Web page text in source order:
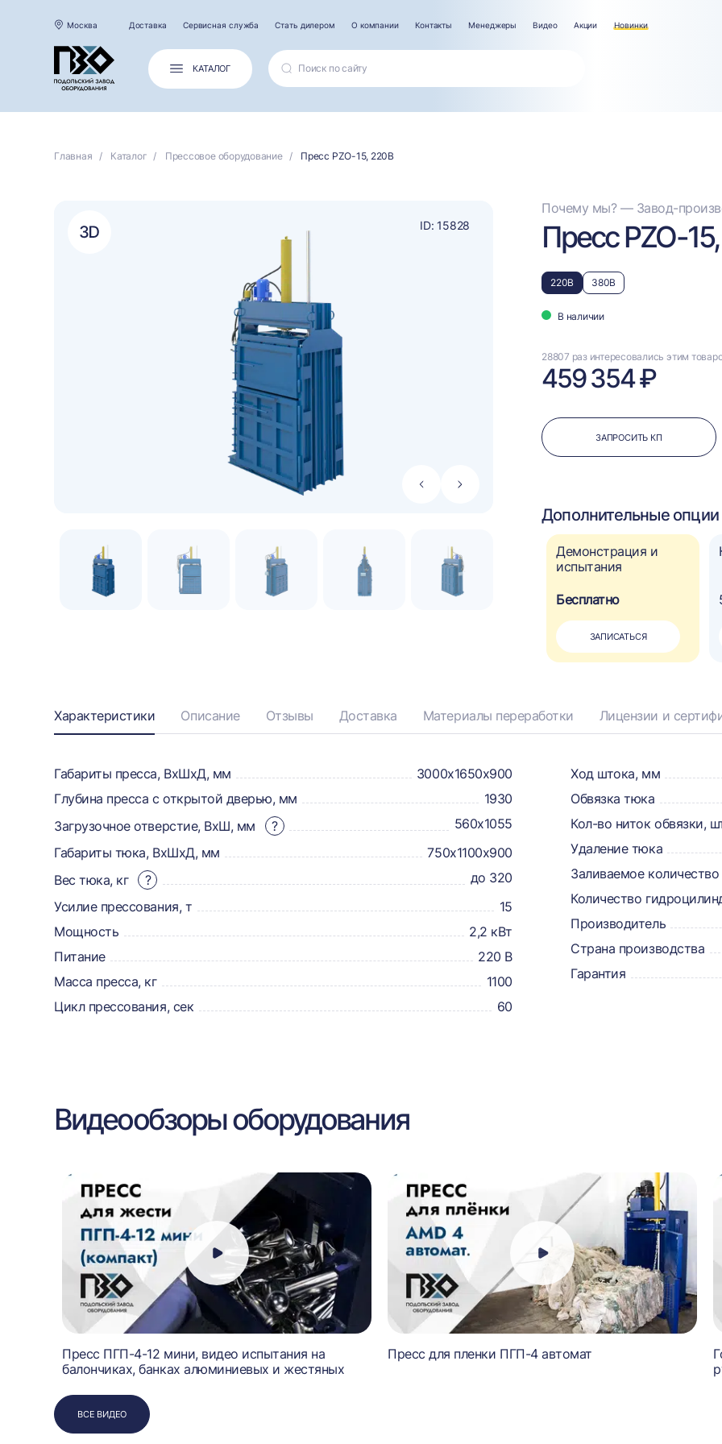
Москва Доставка Сервисная служба Стать дилером О компании Контакты Менеджеры Видео Акции Новинки
КАТАЛОГ
Главная Каталог Прессовое оборудование Пресс PZO-15, 220В
СтрелкаСтрелка
ID: 15828
Почему мы? — Завод-
Пресс PZO-
220В 380В
В наличии
28807 раз интересовались этим
459 354 ₽
ЗАПРОСИТЬ КП
Дополнительные опции
Подогрев масла
50 000 ₽
Бункерная дверь
45 935 ₽
Автоматическое
управление
110 000 ₽
Демонстрация и
испытания
Бесплатно
ЗАПИСАТЬСЯ
Информация
товаре,
доставке,
отзывах
и
сертификаты
Характеристики Описание Отзывы Доставка Материалы переработки Лицензии и
Габариты пресса, ВхШхД, мм
3000х1650х900
Глубина пресса с открытой дверью, мм
1930
Загрузочное отверстие, ВхШ, мм
?
560х1055
Габариты тюка, ВхШхД, мм
750х1100х900
Вес тюка, кг
?
до 320
Усилие прессования, т
15
Мощность
2,2 кВт
Питание
220 В
Масса пресса, кг
1100
Цикл прессования, сек
60
Ход штока, мм
Обвязка тюка
Кол-во ниток обвязки,
Удаление тюка
Заливаемое
Количество
Производитель
Страна производства
Гарантия
Видеообзоры оборудования
Пресс ПГП-4-12 мини, видео испытания на
балончиках, банках алюминиевых и жестяных
Пресс для пленки ПГП-4 автомат
ВСЕ ВИДЕО